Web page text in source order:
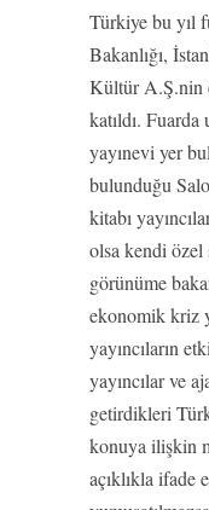
Türkiye bu yıl
Bakanlığı,
Kültür A.Ş.nin
katıldı.
yayınevi yer
bulunduğu
kitabı
olsa kendi özel
görünüme
ekonomik kriz
yayıncıların
yayıncılar ve
getirdikleri
konuya ilişkin
açıklıkla ifade